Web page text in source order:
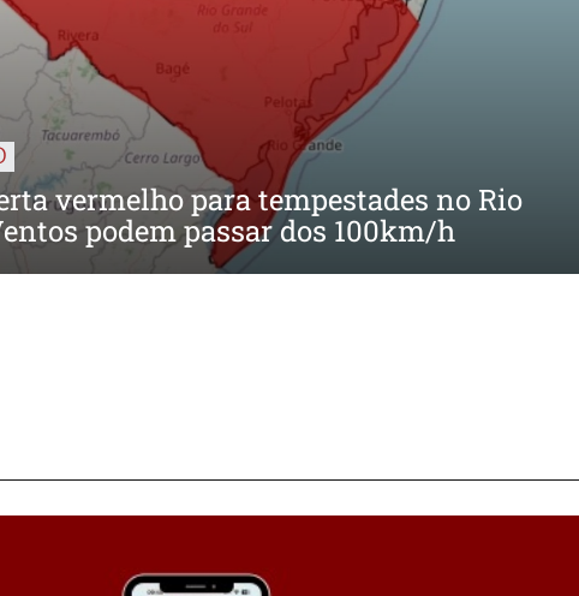
vermelho para tempestades no Rio
podem passar dos 100km/h